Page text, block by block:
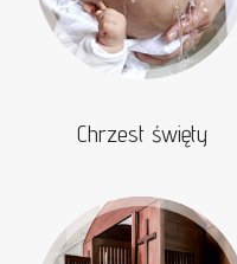
Chrzest święty